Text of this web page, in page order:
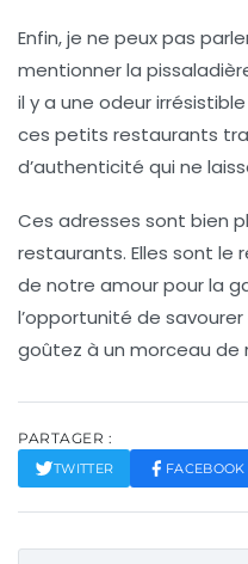
Enfin, je ne peux pas
mentionner la
il y a une odeur
ces petits restaurants
d’authenticité qui ne
Ces adresses sont bien
restaurants. Elles sont
de notre amour pour la
l’opportunité de
goûtez à un morceau de
PARTAGER :
TWITTER FACEBOOK